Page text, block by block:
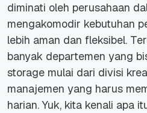
diminati oleh perusahaan
mengakomodir kebutuhan
lebih aman dan fleksibel.
banyak departemen yang
storage mulai dari divisi
manajemen yang harus
harian. Yuk, kita kenali apa